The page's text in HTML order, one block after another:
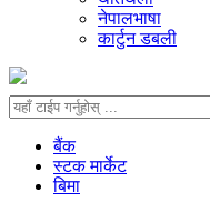
नेपालभाषा
कार्टुन डबली
बैंक
स्टक मार्केट
बिमा